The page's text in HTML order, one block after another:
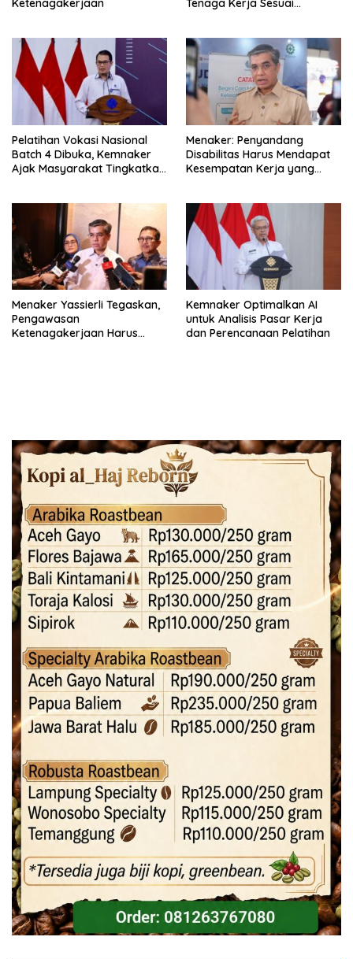
Ketenagakerjaan
Tenaga Kerja Sesuai
Pelatihan Vokasi Nasional
Batch 4 Dibuka, Kemnaker
Ajak Masyarakat Tingkatkan
Menaker: Penyandang
Disabilitas Harus Mendapat
Kesempatan Kerja yang
Menaker Yassierli Tegaskan,
Pengawasan
Ketenagakerjaan Harus
Kemnaker Optimalkan AI
untuk Analisis Pasar Kerja
dan Perencanaan Pelatihan